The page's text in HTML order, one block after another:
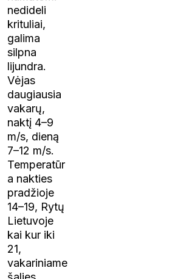
nedideli
krituliai,
galima
silpna
lijundra.
Vėjas
daugiausia
vakarų,
naktį 4–9
m/s, dieną
7–12 m/s.
Temperatūr
a nakties
pradžioje
14–19, Rytų
Lietuvoje
kai kur iki
21,
vakariniame